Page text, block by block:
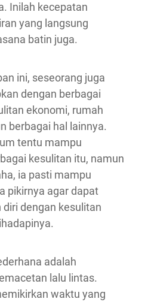
Inilah kecepatan
yang langsung
batin juga.
ini, seseorang juga
dengan berbagai
ekonomi, rumah
berbagai hal lainnya.
tentu mampu
kesulitan itu, namun
ia pasti mampu
pikirnya agar dapat
dengan kesulitan
adalah
lalu lintas.
waktu yang